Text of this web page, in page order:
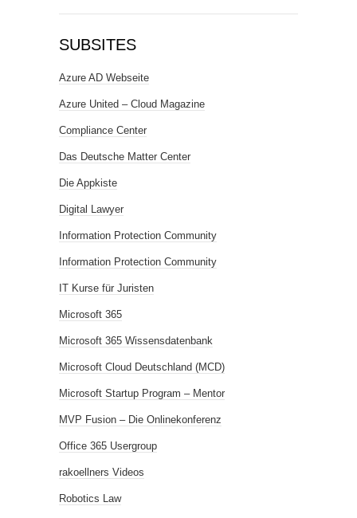
SUBSITES
Azure AD Webseite
Azure United – Cloud Magazine
Compliance Center
Das Deutsche Matter Center
Die Appkiste
Digital Lawyer
Information Protection Community
Information Protection Community
IT Kurse für Juristen
Microsoft 365
Microsoft 365 Wissensdatenbank
Microsoft Cloud Deutschland (MCD)
Microsoft Startup Program – Mentor
MVP Fusion – Die Onlinekonferenz
Office 365 Usergroup
rakoellners Videos
Robotics Law